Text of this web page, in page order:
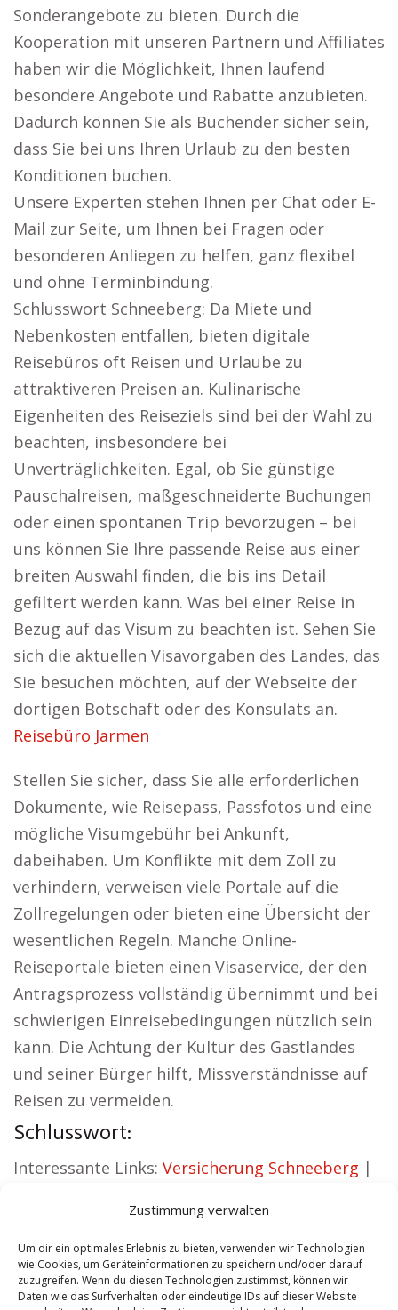
Zustimmung verwalten
Um dir ein optimales Erlebnis zu bieten, verwenden wir Technologien
wie Cookies, um Geräteinformationen zu speichern und/oder darauf
zuzugreifen. Wenn du diesen Technologien zustimmst, können wir
Daten wie das Surfverhalten oder eindeutige IDs auf dieser Website
Sonderangebote zu bieten. Durch die
Kooperation mit unseren Partnern und Affiliates
haben wir die Möglichkeit, Ihnen laufend
besondere Angebote und Rabatte anzubieten.
Dadurch können Sie als Buchender sicher sein,
dass Sie bei uns Ihren Urlaub zu den besten
Konditionen buchen.
Unsere Experten stehen Ihnen per Chat oder E-
Mail zur Seite, um Ihnen bei Fragen oder
besonderen Anliegen zu helfen, ganz flexibel
und ohne Terminbindung.
Schlusswort Schneeberg: Da Miete und
Nebenkosten entfallen, bieten digitale
Reisebüros oft Reisen und Urlaube zu
attraktiveren Preisen an. Kulinarische
Eigenheiten des Reiseziels sind bei der Wahl zu
beachten, insbesondere bei
Unverträglichkeiten. Egal, ob Sie günstige
Pauschalreisen, maßgeschneiderte Buchungen
oder einen spontanen Trip bevorzugen – bei
uns können Sie Ihre passende Reise aus einer
breiten Auswahl finden, die bis ins Detail
gefiltert werden kann. Was bei einer Reise in
Bezug auf das Visum zu beachten ist. Sehen Sie
sich die aktuellen Visavorgaben des Landes, das
Sie besuchen möchten, auf der Webseite der
dortigen Botschaft oder des Konsulats an.
Reisebüro Jarmen
Stellen Sie sicher, dass Sie alle erforderlichen
Dokumente, wie Reisepass, Passfotos und eine
mögliche Visumgebühr bei Ankunft,
dabeihaben. Um Konflikte mit dem Zoll zu
verhindern, verweisen viele Portale auf die
Zollregelungen oder bieten eine Übersicht der
wesentlichen Regeln. Manche Online-
Reiseportale bieten einen Visaservice, der den
Antragsprozess vollständig übernimmt und bei
schwierigen Einreisebedingungen nützlich sein
kann. Die Achtung der Kultur des Gastlandes
und seiner Bürger hilft, Missverständnisse auf
Reisen zu vermeiden.
Schlusswort:
Interessante Links: Versicherung Schneeberg |
Reisebüro Schneeberg
Versicherung Schneeberg|Hauskauf
Schneeberg